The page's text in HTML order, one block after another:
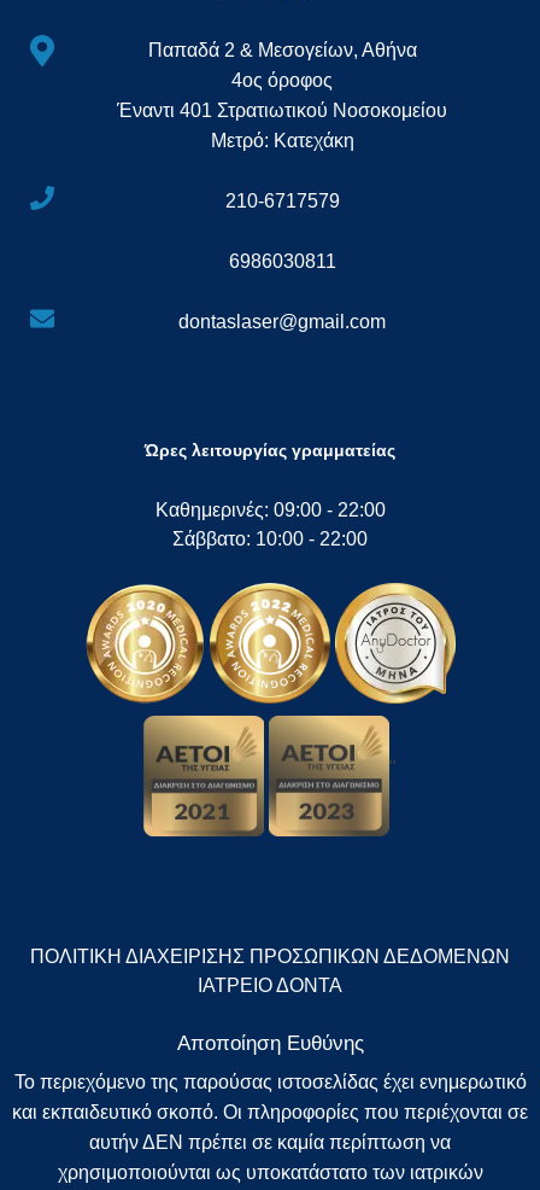
Παπαδά 2 & Μεσογείων, Αθήνα
4ος όροφος
Έναντι 401 Στρατιωτικού Νοσοκομείου
Μετρό: Κατεχάκη
210-6717579
6986030811
dontaslaser@gmail.com
Ώρες λειτουργίας γραμματείας
Καθημερινές: 09:00 - 22:00
Σάββατο: 10:00 - 22:00
"
ΠΟΛΙΤΙΚΗ ΔΙΑΧΕΙΡΙΣΗΣ ΠΡΟΣΩΠΙΚΩΝ ΔΕΔΟΜΕΝΩΝ
ΙΑΤΡΕΙΟ ΔΟΝΤΑ
Αποποίηση Ευθύνης
Το περιεχόμενο της παρούσας ιστοσελίδας έχει ενημερωτικό
και εκπαιδευτικό σκοπό. Οι πληροφορίες που περιέχονται σε
αυτήν ΔΕΝ πρέπει σε καμία περίπτωση να
χρησιμοποιούνται ως υποκατάστατο των ιατρικών